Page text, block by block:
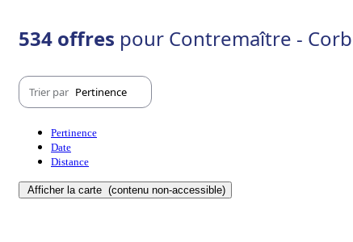
534 offres pour Contremaître -
Trier par Pertinence
Pertinence
Date
Distance
Afficher la carte (contenu non-accessible)